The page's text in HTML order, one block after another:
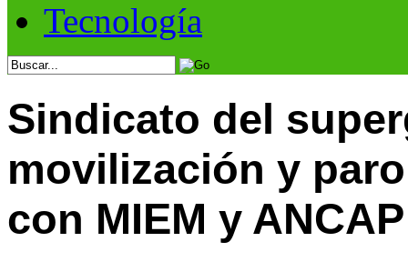
Tecnología
Sindicato del
movilización y
con MIEM y ANCAP